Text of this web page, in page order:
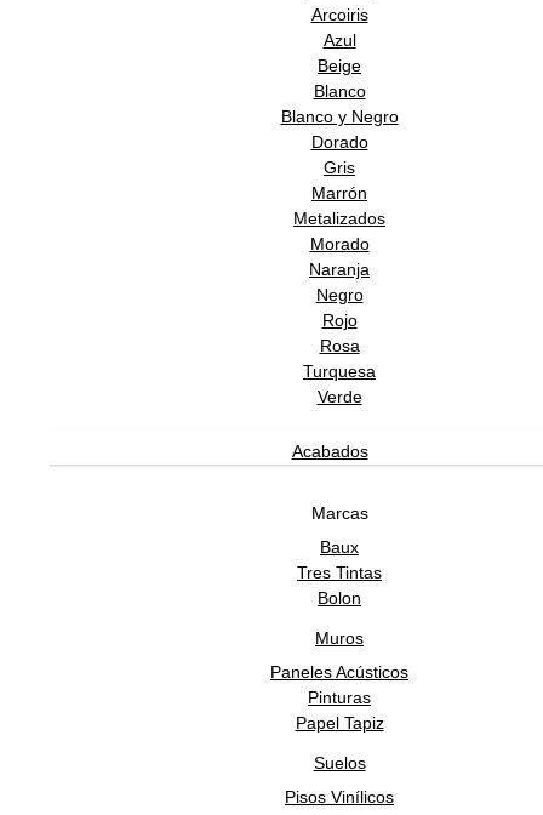
Arcoiris
Azul
Beige
Blanco
Blanco y Negro
Dorado
Gris
Marrón
Metalizados
Morado
Naranja
Negro
Rojo
Rosa
Turquesa
Verde
Acabados
Marcas
Baux
Tres Tintas
Bolon
Muros
Paneles Acústicos
Pinturas
Papel Tapiz
Suelos
Pisos Vinílicos